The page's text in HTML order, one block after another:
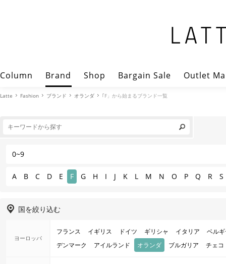
Column Brand Shop Bargain Sale Outlet
Latte Fashion ブランド オランダ ｢F」から始まるブランド一覧
0~9
A B C D E F G H I J K L M N O P Q R S
国を絞り込む
ヨーロッパ
フランス イギリス ドイツ ギリシャ イタリア
ベル
デンマーク
アイルランド オランダ ブルガリア チェコ